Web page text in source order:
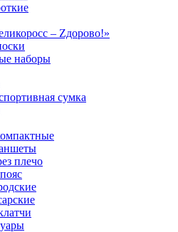
– Zдорово!»
наборы
сумка
плечо